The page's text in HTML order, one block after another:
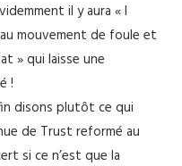
il y aura « I
mouvement de foule et
» qui laisse une
!
disons plutôt ce qui
de Trust reformé au
si ce n’est que la